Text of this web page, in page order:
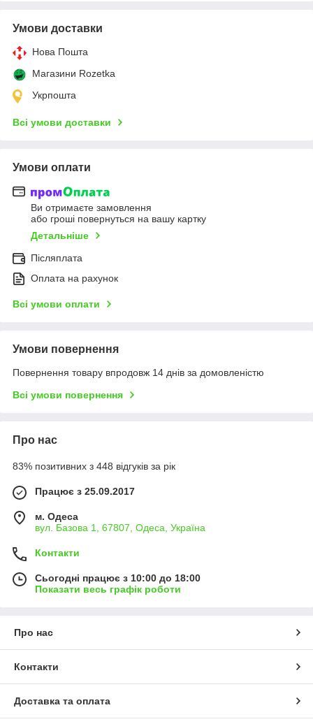
Умови доставки
Нова Пошта
Магазини Rozetka
Укрпошта
Всі умови доставки
Умови оплати
Ви отримаєте замовлення
або гроші повернуться на вашу картку
Детальніше
Післяплата
Оплата на рахунок
Всі умови оплати
Умови повернення
Повернення товару впродовж 14 днів за домовленістю
Всі умови повернення
Про нас
83% позитивних з 448 відгуків за рік
Працює з 25.09.2017
м. Одеса
вул. Базова 1, 67807, Одеса, Україна
Контакти
Сьогодні працює з 10:00 до 18:00
Показати весь графік роботи
Про нас
Контакти
Доставка та оплата